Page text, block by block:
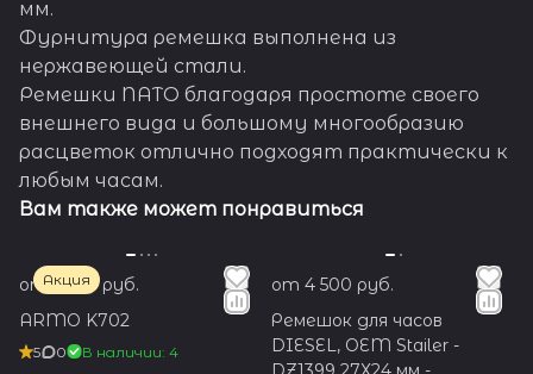
мм.
Фурнитура ремешка выполнена из
нержавеющей стали.
Ремешки NATO благодаря простоте своего
внешнего вида и большому многообразию
расцветок отлично подходят практически к
любым часам.
Вам также может понравиться
Акция
от 1 200 руб.
ARMO K702
5 0 В наличии: 4
от 4 500 руб.
Ремешок для часов
DIESEL, OEM Stailer -